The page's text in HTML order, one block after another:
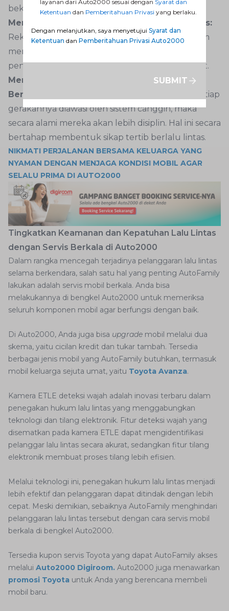
bekerja 24 jam non-stop.
Membantu Investigasi Kecelakaan Lalu Lintas:
Rekaman ETLE bisa menjadi bukti penting dalam
mengungkap kecelakaan lalu lintas, termasuk
pencocokan wajah dari pihak-pihak yang terlibat.
Meningkatkan Kesadaran dan Perilaku
Berkendara:
Ketika pengendara tahu bahwa setiap
gerakannya diawasi oleh sistem canggih, maka
secara alami mereka akan lebih disiplin. Hal ini secara
bertahap membentuk sikap tertib berlalu lintas.
NIKMATI PERJALANAN BERSAMA KELUARGA YANG
NYAMAN DENGAN MENJAGA KONDISI MOBIL AGAR
SELALU PRIMA DI AUTO2000
Tingkatkan Keamanan dan Kepatuhan Lalu Lintas
dengan Servis Berkala di Auto2000
Dalam rangka mencegah terjadinya pelanggaran lalu lintas
selama berkendara, salah satu hal yang penting AutoFamily
lakukan adalah servis mobil berkala. Anda bisa
melakukannya di bengkel Auto2000 untuk memeriksa
seluruh komponen mobil agar berfungsi dengan baik.
Di Auto2000, Anda juga bisa upgrade mobil melalui dua
skema, yaitu cicilan kredit dan tukar tambah. Tersedia
berbagai jenis mobil yang AutoFamily butuhkan, termasuk
mobil keluarga sejuta umat, yaitu Toyota Avanza.
Kamera ETLE deteksi wajah adalah inovasi terbaru dalam
penegakan hukum lalu lintas yang menggabungkan
teknologi dan tilang elektronik. Fitur deteksi wajah yang
disematkan pada kamera ETLE dapat mengidentifikasi
pelanggar lalu lintas secara akurat, sedangkan fitur tilang
elektronik membuat proses tilang lebih efisien.
Melalui teknologi ini, penegakan hukum lalu lintas menjadi
lebih efektif dan pelanggaran dapat ditindak dengan lebih
cepat. Meski demikian, sebaiknya AutoFamily menghindari
pelanggaran lalu lintas tersebut dengan cara servis mobil
berkala di bengkel Auto2000.
Tersedia kupon servis Toyota yang dapat AutoFamily akses
melalui Auto2000 Digiroom. Auto2000 juga menawarkan
promosi Toyota untuk Anda yang berencana membeli
mobil baru.
layanan dari Auto2000 sesuai dengan Syarat dan
Ketentuan dan Pemberitahuan Privasi yang berlaku.
Dengan melanjutkan, saya menyetujui Syarat dan
Ketentuan dan Pemberitahuan Privasi Auto2000
SUBMIT